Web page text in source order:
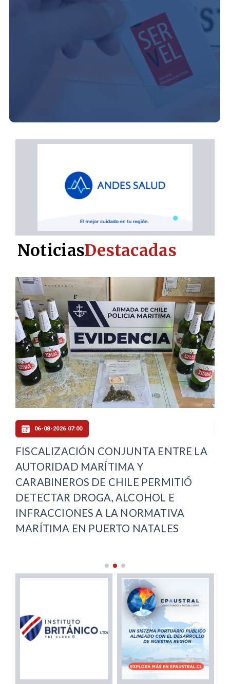
ENTRE LA
Y
CHILE PERMITIÓ
ALCOHOL E
LA NORMATIVA
NATALES
MINVU HABILITA AL
PRIMERA ETAPA DE
MAYO Y AVANZA
RECUPERACIÓN
ARENAS
NoticiasDestacadas